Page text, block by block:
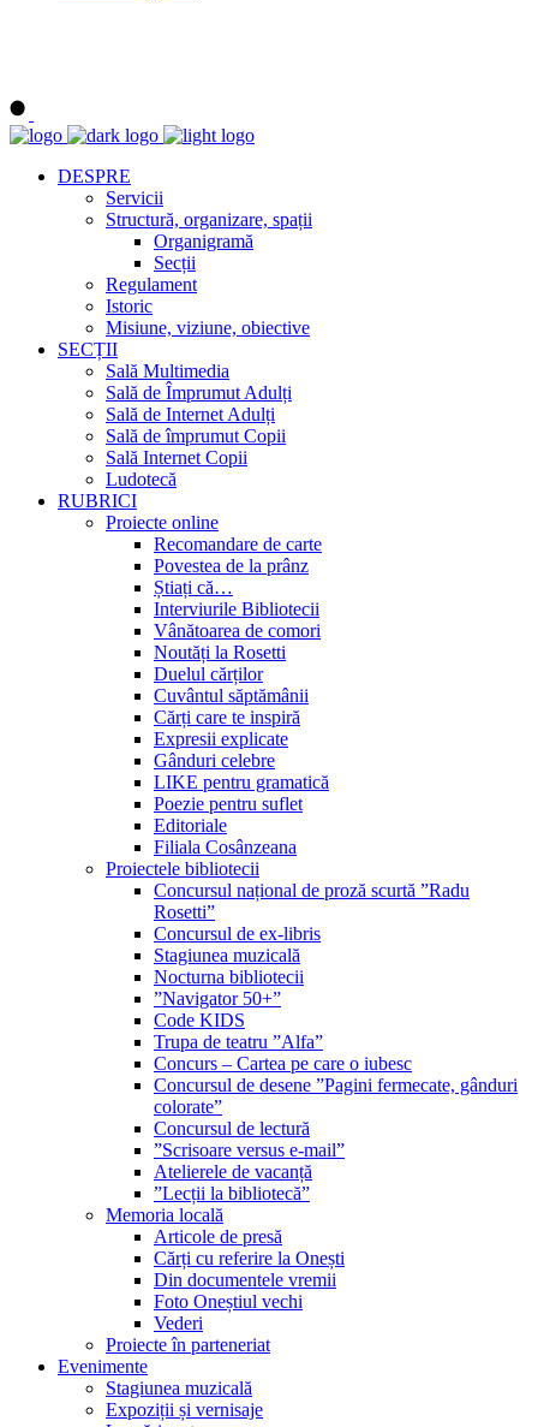
DESPRE
Servicii
Structură, organizare, spații
Organigramă
Secții
Regulament
Istoric
Misiune, viziune, obiective
SECȚII
Sală Multimedia
Sală de Împrumut Adulți
Sală de Internet Adulți
Sală de împrumut Copii
Sală Internet Copii
Ludotecă
RUBRICI
Proiecte online
Recomandare de carte
Povestea de la prânz
Știați că…
Interviurile Bibliotecii
Vânătoarea de comori
Noutăți la Rosetti
Duelul cărților
Cuvântul săptămânii
Cărți care te inspiră
Expresii explicate
Gânduri celebre
LIKE pentru gramatică
Poezie pentru suflet
Editoriale
Filiala Cosânzeana
Proiectele bibliotecii
Concursul național de proză scurtă ”Radu
Rosetti”
Concursul de ex-libris
Stagiunea muzicală
Nocturna bibliotecii
”Navigator 50+”
Code KIDS
Trupa de teatru ”Alfa”
Concurs – Cartea pe care o iubesc
Concursul de desene ”Pagini fermecate, gânduri
colorate”
Concursul de lectură
”Scrisoare versus e-mail”
Atelierele de vacanță
”Lecții la bibliotecă”
Memoria locală
Articole de presă
Cărți cu referire la Onești
Din documentele vremii
Foto Oneștiul vechi
Vederi
Proiecte în parteneriat
Evenimente
Stagiunea muzicală
Expoziții și vernisaje